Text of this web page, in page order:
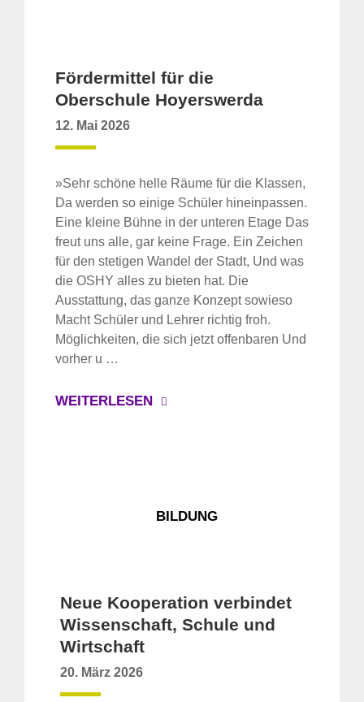
Fördermittel für die
Oberschule Hoyerswerda
12. Mai 2026
»Sehr schöne helle Räume für die Klassen,
Da werden so einige Schüler hineinpassen.
Eine kleine Bühne in der unteren Etage Das
freut uns alle, gar keine Frage. Ein Zeichen
für den stetigen Wandel der Stadt, Und was
die OSHY alles zu bieten hat. Die
Ausstattung, das ganze Konzept sowieso
Macht Schüler und Lehrer richtig froh.
Möglichkeiten, die sich jetzt offenbaren Und
vorher u …
WEITERLESEN
BILDUNG
Neue Kooperation verbindet
Wissenschaft, Schule und
Wirtschaft
20. März 2026